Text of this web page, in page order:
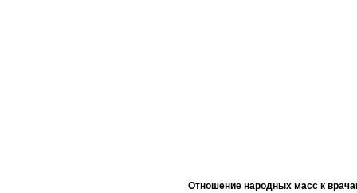
Отношение народных масс к